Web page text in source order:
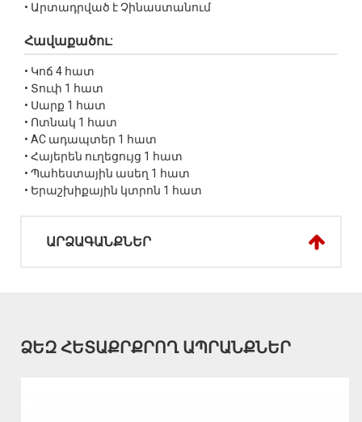
• Արտադրված է Չինաստանում
Հավաքածու:
• Կոճ 4 հատ
• Տուփ 1 հատ
• Սարք 1 հատ
• Ոտնակ 1 հատ
• AC ադապտեր 1 հատ
• Հայերեն ուղեցույց 1 հատ
• Պահեստային ասեղ 1 հատ
• Երաշխիքային կտրոն 1 հատ
ԱՐՁԱԳԱՆՔՆԵՐ
ՁԵԶ ՀԵՏԱՔՐՔՐՈՂ ԱՊՐԱՆՔՆԵՐ